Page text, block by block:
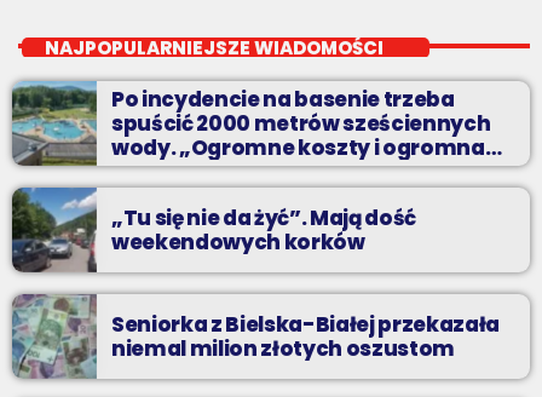
Kilkadziesiąt minut energetycznych beatów.
NAJPOPULARNIEJSZE WIADOMOŚCI
Po incydencie na basenie trzeba
spuścić 2000 metrów sześciennych
wody. „Ogromne koszty i ogromna
praca”
„Tu się nie da żyć”. Mają dość
weekendowych korków
Seniorka z Bielska-Białej przekazała
niemal milion złotych oszustom